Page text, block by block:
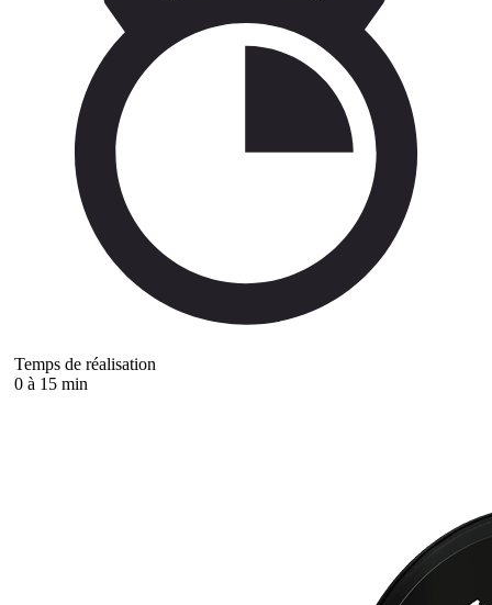
Temps de réalisation
0 à 15 min